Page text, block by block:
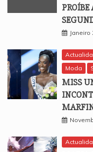
PROÍBE
Janeiro
Moda
MISS